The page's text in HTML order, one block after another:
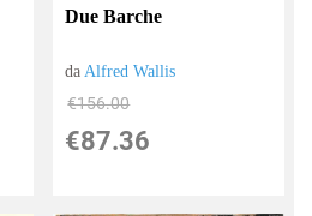
Due Barche
da Alfred Wallis
€156.00
€87.36